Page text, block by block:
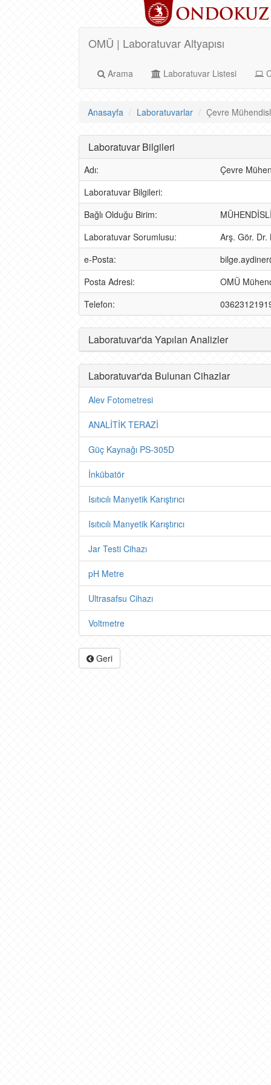
OMÜ | Laboratuvar Altyapısı
Arama Laboratuvar Listesi
Anasayfa Laboratuvarlar Çevre
Laboratuvar Bilgileri
Adı:
Çevre
Laboratuvar Bilgileri:
Bağlı Olduğu Birim:
Laboratuvar Sorumlusu:
Arş. Gör. Dr.
e-Posta:
Posta Adresi:
OMÜ
Telefon:
Laboratuvar'da Yapılan Analizler
Laboratuvar'da Bulunan Cihazlar
Alev Fotometresi
ANALİTİK TERAZİ
Güç Kaynağı PS-305D
İnkübatör
Isıtıcılı Manyetik Karıştırıcı
Isıtıcılı Manyetik Karıştırıcı
Jar Testi Cihazı
pH Metre
Ultrasafsu Cihazı
Voltmetre
Geri